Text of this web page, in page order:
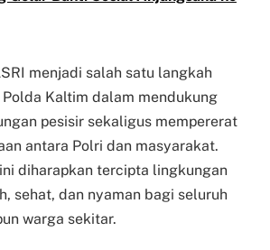
menjadi salah satu langkah
Kaltim dalam mendukung
pesisir sekaligus mempererat
antara Polri dan masyarakat.
diharapkan tercipta lingkungan
sehat, dan nyaman bagi seluruh
warga sekitar.